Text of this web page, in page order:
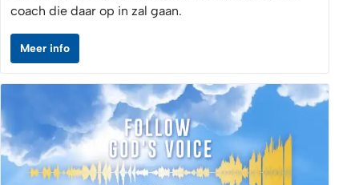
coach die daar op in zal gaan.
Meer info